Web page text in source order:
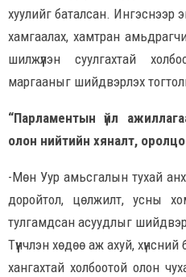
хуулийг баталсан. Ингэснээр
хамгаалах, хамтран
шилжүүлэн суулгахтай
маргааныг шийдвэрлэх
“Парламентын үйл
олон нийтийн хяналт,
-Мөн Уур амьсгалын тухай
доройтол, цөлжилт, усны
тулгамдсан асуудлыг
Түүнчлэн хөдөө аж ахуй, хүнсний
хангахтай холбоотой олон